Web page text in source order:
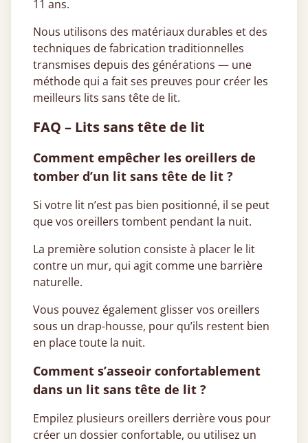
11 ans.
Nous utilisons des matériaux durables et des
techniques de fabrication traditionnelles
transmises depuis des générations — une
méthode qui a fait ses preuves pour créer les
meilleurs lits sans tête de lit.
FAQ – Lits sans tête de lit
Comment empêcher les oreillers de
tomber d’un lit sans tête de lit ?
Si votre lit n’est pas bien positionné, il se peut
que vos oreillers tombent pendant la nuit.
La première solution consiste à placer le lit
contre un mur, qui agit comme une barrière
naturelle.
Vous pouvez également glisser vos oreillers
sous un drap-housse, pour qu’ils restent bien
en place toute la nuit.
Comment s’asseoir confortablement
dans un lit sans tête de lit ?
Empilez plusieurs oreillers derrière vous pour
créer un dossier confortable, ou utilisez un